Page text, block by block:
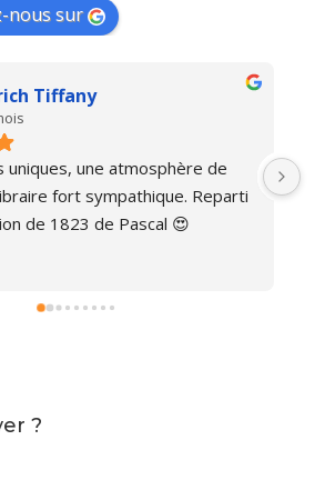
nous sur
Tiffany
uniques, une atmosphère de
fort sympathique. Reparti
de 1823 de Pascal 😍
?